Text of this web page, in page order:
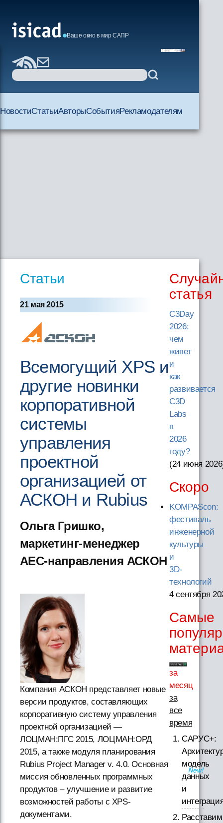
Ваше окно в мир САПР
НовостиСтатьиАвторыСобытияРекламодателям
Статьи
21 мая 2015
Всемогущий XPS и
другие новинки
корпоративной
системы
управления
проектной
организацией от
АСКОН и Rubius
Ольга Гришко,
маркетинг-менеджер
AEC-направления АСКОН
Компания АСКОН представляет новые
версии продуктов, составляющих
корпоративную систему управления
проектной организацией —
ЛОЦМАН:ПГС 2015, ЛОЦМАН:ОРД
2015, а также модуля планирования
Rubius Project Manager v. 4.0. Основная
миссия обновленных программных
продуктов – улучшение и развитие
возможностей работы с XPS-
документами.
статья
C3Day
2026:
чем
живет
и
как
развивается
C3D
Labs
в
2026
году?
(24 июня 2026
Скоро
KOMPAScon:
фестиваль
инженерной
культуры
и
3D-
технологий
4 сентября
Самые
за
месяц
за
все
время
САРУС+:
модель
данных
и
Расставим